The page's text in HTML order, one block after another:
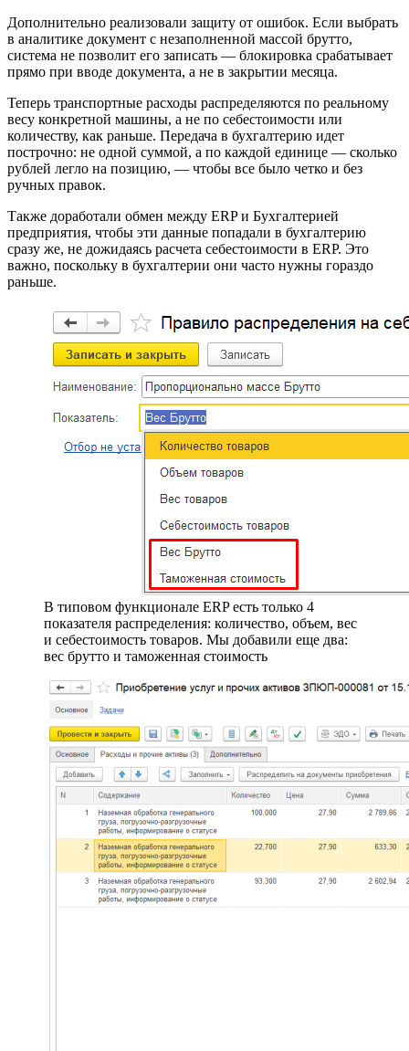
Дополнительно реализовали защиту от ошибок. Если выбрать
в аналитике документ с незаполненной массой брутто,
система не позволит его записать — блокировка срабатывает
прямо при вводе документа, а не в закрытии месяца.
Теперь транспортные расходы распределяются по реальному
весу конкретной машины, а не по себестоимости или
количеству, как раньше. Передача в бухгалтерию идет
построчно: не одной суммой, а по каждой единице — сколько
рублей легло на позицию, — чтобы все было четко и без
ручных правок.
Также доработали обмен между ERP и Бухгалтерией
предприятия, чтобы эти данные попадали в бухгалтерию
сразу же, не дожидаясь расчета себестоимости в ERP. Это
важно, поскольку в бухгалтерии они часто нужны гораздо
раньше.
В типовом функционале ERP есть только 4
показателя распределения: количество, объем, вес
и себестоимость товаров. Мы добавили еще два:
вес брутто и таможенная стоимость